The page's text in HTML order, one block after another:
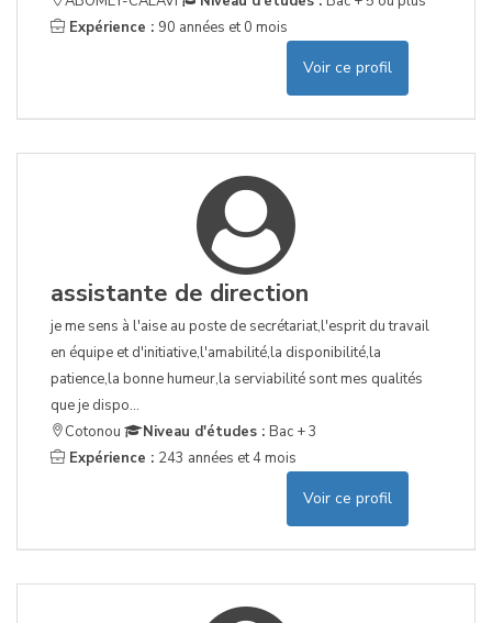
Expérience : 90 années et 0 mois
Voir ce profil
assistante de direction
je me sens à l'aise au poste de secrétariat,l'esprit du travail
en équipe et d'initiative,l'amabilité,la disponibilité,la
patience,la bonne humeur,la serviabilité sont mes qualités
que je dispo...
Cotonou
Niveau d'études : Bac + 3
Expérience : 243 années et 4 mois
Voir ce profil